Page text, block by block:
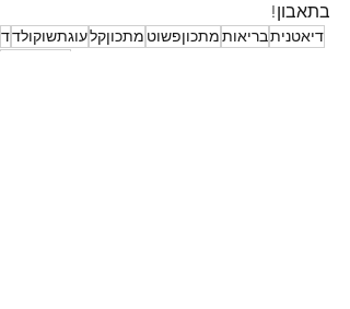
בתאבון!
דיאטניתבריאותמתכוןפשוט מתכוןקלעוגתשוקולדד